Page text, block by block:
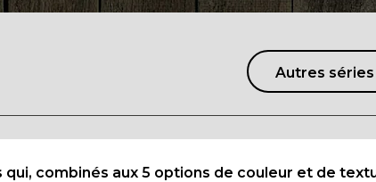
Autres séries
combinés aux 5 options de couleur et de